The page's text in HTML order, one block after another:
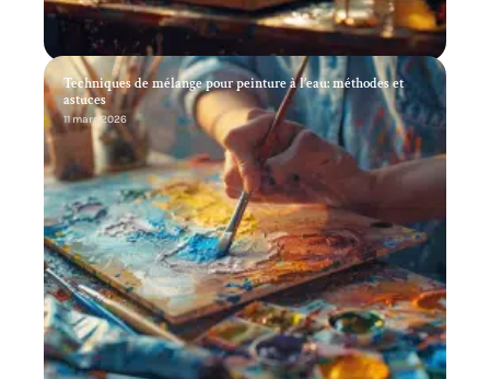
Utilisation du diluant synthétique : techniques et conseils
pratiques
11 mars 2026